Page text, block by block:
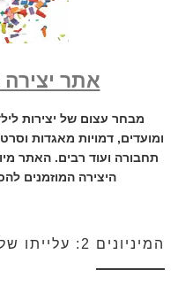
אתר יצירה
מבחר עצום של יצירות
ומועדים, דמויות מאגדות
תחבורה ועוד רבים. האתר
היצירה המוזמנים
המיניונים 2: עלייתו של גרו – מדובב לעברית